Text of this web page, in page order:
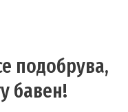
подобрува,
бавен!